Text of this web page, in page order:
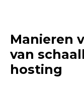
Manieren
van
hosting